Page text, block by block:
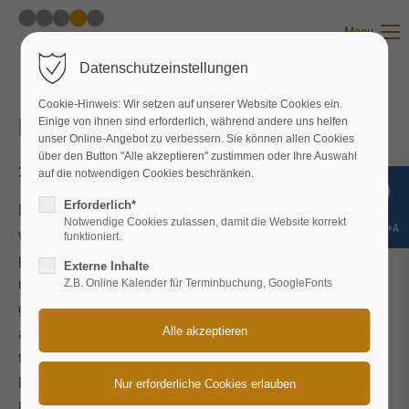
Menu
Leiter Globale Business Unit (44 J.)
2018-02-17 16:23von Nane Nebel
Meine Jobsuche habe ich einige Monate lang mehr oder
weniger erfolglos mit Hilfe traditioneller Kanäle wie
persönliches und Headhunter Netzwerk sowie Online-Portale
und Social Media gestaltet. Dabei habe ich die Erkenntnis
gewonnen, dass man zu sehr einer unter vielen bei
ausgeschriebenen Positionen ist, die Ansprechpartner aus
traditioneller HR-Brille nach stichwörtlicher Passung auf ein
Profil entscheiden und nicht nach wirklichem Bedarf im
Datenschutzeinstellungen
Cookie-Hinweis: Wir setzen auf unserer Website Cookies ein.
Einige von ihnen sind erforderlich, während andere uns helfen
unser Online-Angebot zu verbessern. Sie können allen Cookies
über den Button "Alle akzeptieren" zustimmen oder Ihre Auswahl
auf die notwendigen Cookies beschränken.
Erforderlich*
Notwendige Cookies zulassen, damit die Website korrekt
funktioniert.
Externe Inhalte
Z.B. Online Kalender für Terminbuchung, GoogleFonts
Shift+Alt+A